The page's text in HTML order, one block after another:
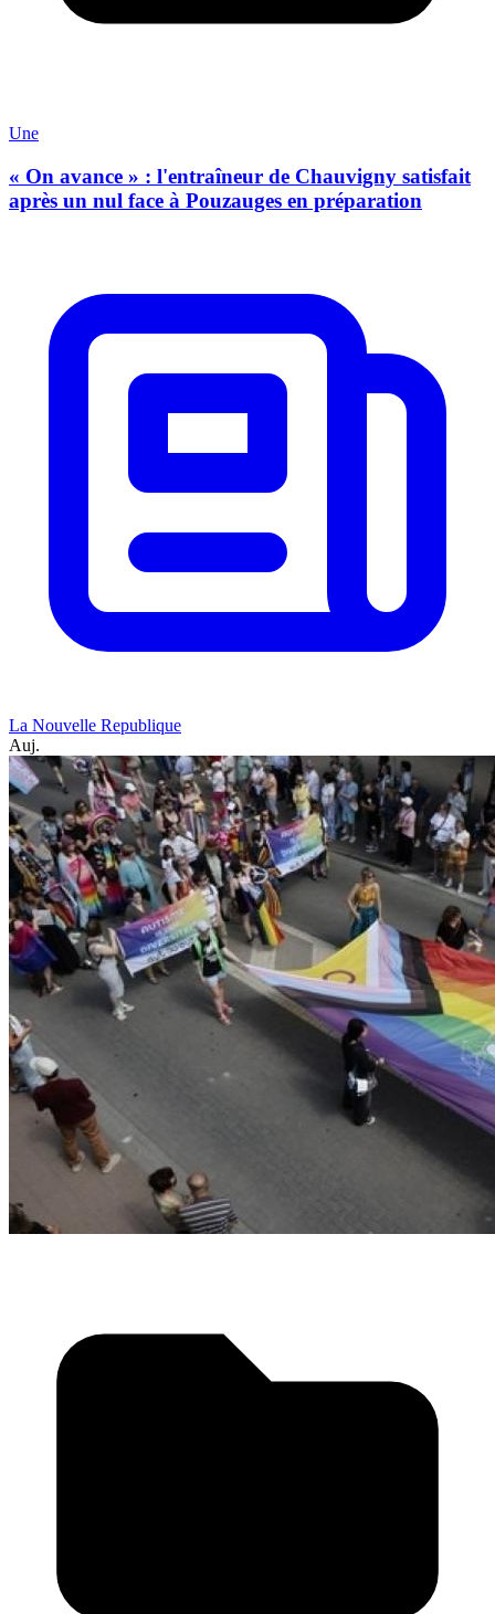
Une
« On avance » : l'entraîneur de Chauvigny satisfait
après un nul face à Pouzauges en préparation
La Nouvelle Republique
Auj.